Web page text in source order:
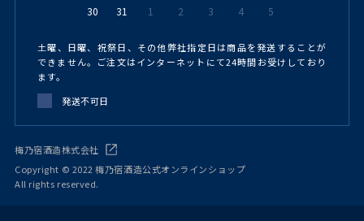
30 31 1 2 3 4 5
土曜、日曜、祝祭日、その他弊社指定日は商品を発送することが
できません。ご注文はインターネットにて24時間お受けしており
ます。
発送不可日
梅乃宿酒造株式会社
Copyright © 2022 梅乃宿酒造公式オンラインショップ
All rights reserved.